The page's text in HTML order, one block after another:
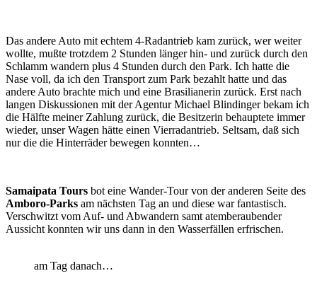
Das andere Auto mit echtem 4-Radantrieb kam zurück, wer weiter
wollte, mußte trotzdem 2 Stunden länger hin- und zurück durch den
Schlamm wandern plus 4 Stunden durch den Park. Ich hatte die
Nase voll, da ich den Transport zum Park bezahlt hatte und das
andere Auto brachte mich und eine Brasilianerin zurück. Erst nach
langen Diskussionen mit der Agentur Michael Blindinger bekam ich
die Hälfte meiner Zahlung zurück, die Besitzerin behauptete immer
wieder, unser Wagen hätte einen Vierradantrieb. Seltsam, daß sich
nur die die Hinterräder bewegen konnten…
Samaipata Tours bot eine Wander-Tour von der anderen Seite des
Amboro-Parks am nächsten Tag an und diese war fantastisch.
Verschwitzt vom Auf- und Abwandern samt atemberaubender
Aussicht konnten wir uns dann in den Wasserfällen erfrischen.
am Tag danach…